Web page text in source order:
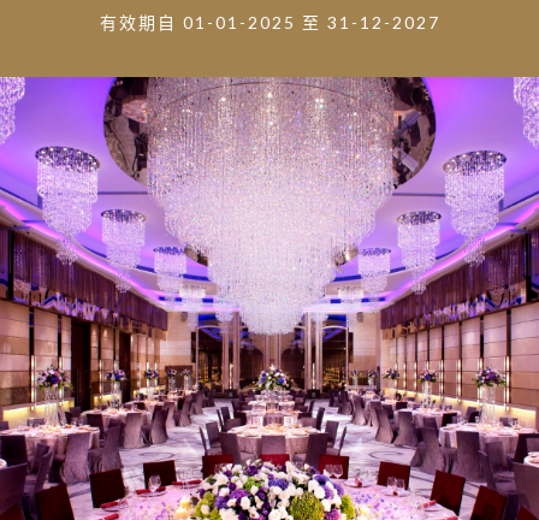
1
1 0
有效期自 01-01-2025 至 31-12-2027